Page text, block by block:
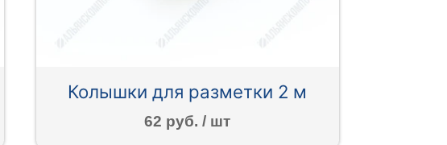
Колышки для разметки 2 м
62 руб. / шт